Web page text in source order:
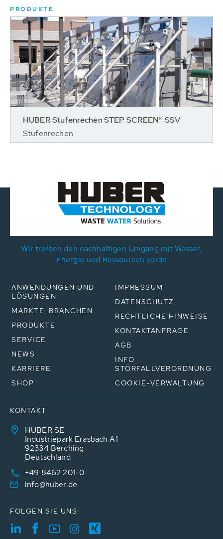
PRODUKTE
HUBER Stufenrechen STEP SCREEN® SSV
Stufenrechen
Wir treiben den nachhaltigen Umgang mit Wasser,
Energie und Ressourcen voran
ANWENDUNGEN UND
LÖSUNGEN
MÄRKTE, BRANCHEN
PRODUKTE
SERVICE
NEWS
KARRIERE
SHOP
IMPRESSUM
DATENSCHUTZ
RECHTLICHE HINWEISE
KONTAKTANFRAGE
AGB
INFO
STÖRFALLVERORDNUNG
COOKIE-VERWALTUNG
KONTAKT
HUBER SE
Industriepark Erasbach A1
92334 Berching
Deutschland
+49 8462 201-0
info@huber.de
FOLGEN SIE UNS: